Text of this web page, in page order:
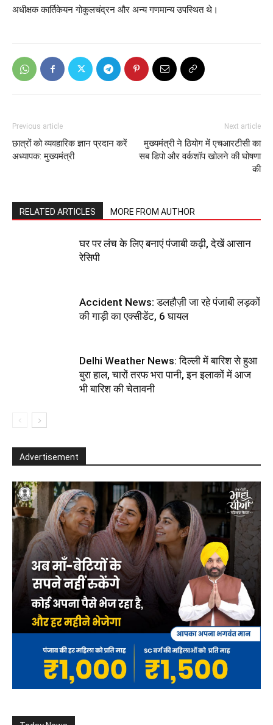
अधीक्षक कार्तिकेयन गोकुलचंद्रन और अन्य गणमान्य उपस्थित थे।
Previous article
छात्रों को व्यवहारिक ज्ञान प्रदान करें
अध्यापक: मुख्यमंत्री
Next article
मुख्यमंत्री ने ठियोग में एचआरटीसी का
सब डिपो और वर्कशॉप खोलने की घोषणा
की
RELATED ARTICLES MORE FROM AUTHOR
घर पर लंच के लिए बनाएं पंजाबी कढ़ी, देखें आसान
रेसिपी
Accident News: डलहौज़ी जा रहे पंजाबी लड़कों
की गाड़ी का एक्सीडेंट, 6 घायल
Delhi Weather News: दिल्ली में बारिश से हुआ
बुरा हाल, चारों तरफ भरा पानी, इन इलाकों में आज
भी बारिश की चेतावनी
Advertisement